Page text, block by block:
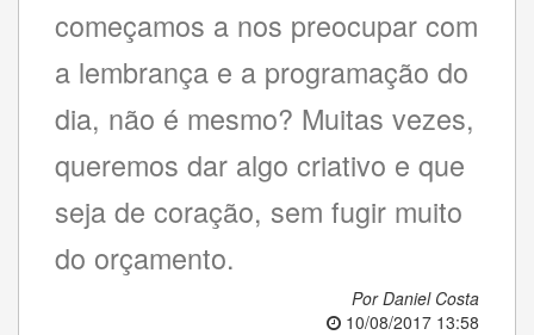
começamos a nos preocupar com
a lembrança e a programação do
dia, não é mesmo? Muitas vezes,
queremos dar algo criativo e que
seja de coração, sem fugir muito
do orçamento.
Por Daniel Costa
10/08/2017 13:58